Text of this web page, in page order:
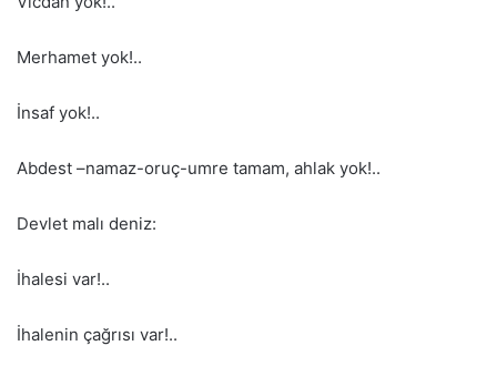
Merhamet yok!..
İnsaf yok!..
Abdest –namaz-oruç-umre tamam, ahlak yok!..
Devlet malı deniz:
İhalesi var!..
İhalenin çağrısı var!..